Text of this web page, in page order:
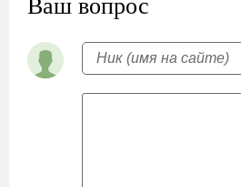
Ваш вопрос